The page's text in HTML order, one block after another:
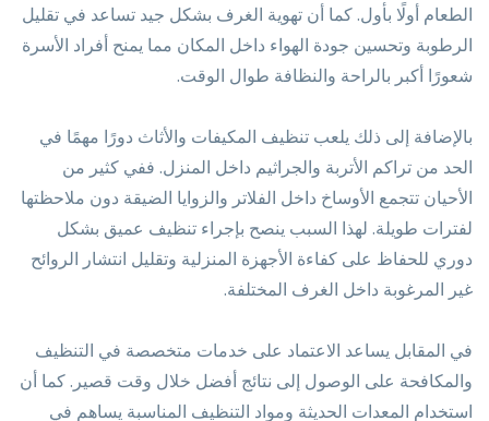
الطعام أولًا بأول. كما أن تهوية الغرف بشكل جيد تساعد في تقليل
الرطوبة وتحسين جودة الهواء داخل المكان مما يمنح أفراد الأسرة
شعورًا أكبر بالراحة والنظافة طوال الوقت.
بالإضافة إلى ذلك يلعب تنظيف المكيفات والأثاث دورًا مهمًا في
الحد من تراكم الأتربة والجراثيم داخل المنزل. ففي كثير من
الأحيان تتجمع الأوساخ داخل الفلاتر والزوايا الضيقة دون ملاحظتها
لفترات طويلة. لهذا السبب ينصح بإجراء تنظيف عميق بشكل
دوري للحفاظ على كفاءة الأجهزة المنزلية وتقليل انتشار الروائح
غير المرغوبة داخل الغرف المختلفة.
في المقابل يساعد الاعتماد على خدمات متخصصة في التنظيف
والمكافحة على الوصول إلى نتائج أفضل خلال وقت قصير. كما أن
استخدام المعدات الحديثة ومواد التنظيف المناسبة يساهم في